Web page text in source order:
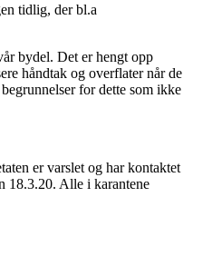
tidlig, der bl.a
bydel. Det er hengt opp
håndtak og overflater når de
for dette som ikke
er varslet og har kontaktet
18.3.20. Alle i karantene